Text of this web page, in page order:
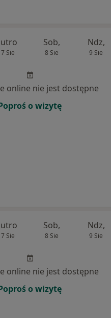
7 Sie
Sob,
8 Sie
Ndz,
9 Sie
online nie jest dostępne
o wizytę
7 Sie
Sob,
8 Sie
Ndz,
9 Sie
online nie jest dostępne
o wizytę